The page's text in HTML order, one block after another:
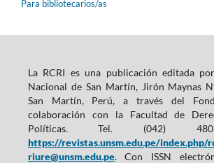
Para bibliotecarios/as
La RCRI es una publicación editada
Nacional de San Martín, Jirón Maynas
San Martín, Perú, a través del
colaboración con la Facultad de
Políticas. Tel. (042)
https://revistas.unsm.edu.pe/index.php/
riure@unsm.edu.pe. Con ISSN